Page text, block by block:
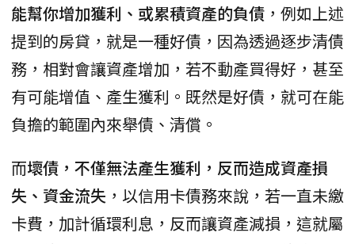
能幫你增加獲利、或累積資產的負債 ，例如上述
提到的房貸，就是一種好債，因為透過逐步清債
務，相對會讓資產增加，若不動產買得好，甚至
有可能增值、產生獲利。既然是好債，就可在能
負擔的範圍內來舉債、清償。
而壞債，不僅無法產生獲利，反而造成資產損
失、資金流失 ，以信用卡債務來說，若一直未繳
卡費，加計循環利息，反而讓資產減損，這就屬